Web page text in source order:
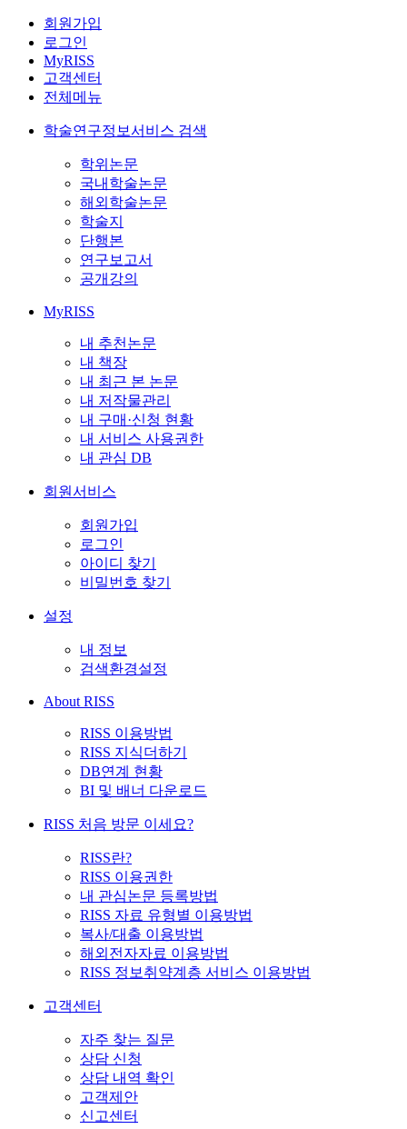
회원가입
로그인
MyRISS
고객센터
전체메뉴
학술연구정보서비스 검색
학위논문
국내학술논문
해외학술논문
학술지
단행본
연구보고서
공개강의
MyRISS
내 추천논문
내 책장
내 최근 본 논문
내 저작물관리
내 구매·신청 현황
내 서비스 사용권한
내 관심 DB
회원서비스
회원가입
로그인
아이디 찾기
비밀번호 찾기
설정
내 정보
검색환경설정
About RISS
RISS 이용방법
RISS 지식더하기
DB연계 현황
BI 및 배너 다운로드
RISS 처음 방문 이세요?
RISS란?
RISS 이용권한
내 관심논문 등록방법
RISS 자료 유형별 이용방법
복사/대출 이용방법
해외전자자료 이용방법
RISS 정보취약계층 서비스 이용방법
고객센터
자주 찾는 질문
상담 신청
상담 내역 확인
고객제안
신고센터